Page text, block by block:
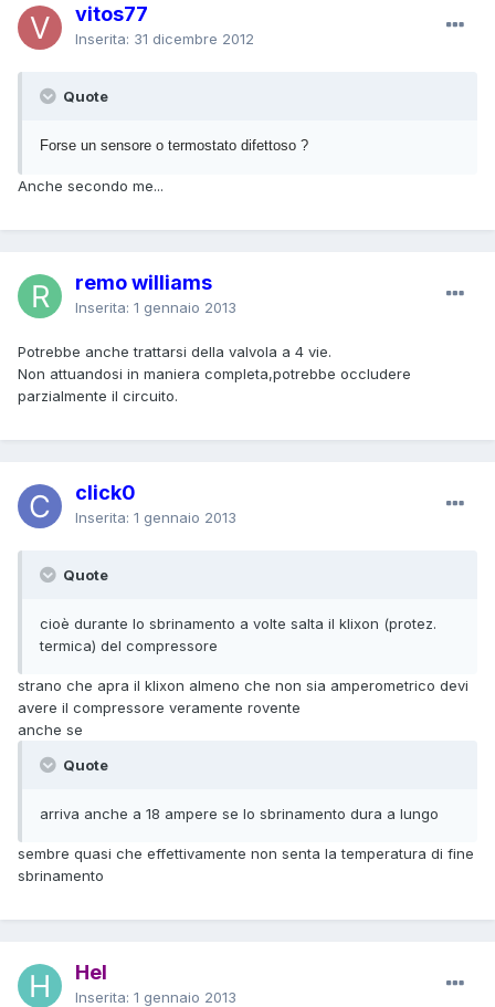
vitos77
Inserita: 31 dicembre 2012
Quote
Forse un sensore o termostato difettoso ?
Anche secondo me...
remo williams
Inserita: 1 gennaio 2013
Potrebbe anche trattarsi della valvola a 4 vie.
Non attuandosi in maniera completa,potrebbe occludere
parzialmente il circuito.
click0
Inserita: 1 gennaio 2013
Quote
cioè durante lo sbrinamento a volte salta il klixon (protez.
termica) del compressore
strano che apra il klixon almeno che non sia amperometrico devi
avere il compressore veramente rovente
anche se
Quote
arriva anche a 18 ampere se lo sbrinamento dura a lungo
sembre quasi che effettivamente non senta la temperatura di fine
sbrinamento
Hel
Inserita: 1 gennaio 2013